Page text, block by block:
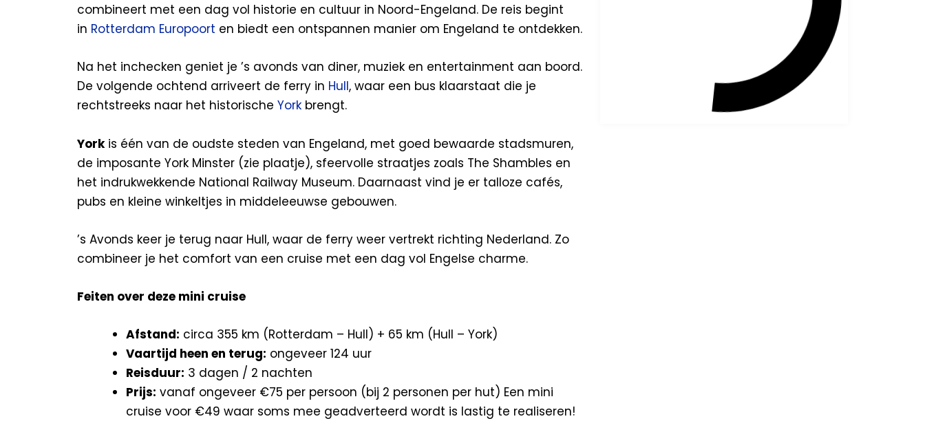
combineert met een dag vol historie en cultuur in Noord-Engeland. De reis begint
in Rotterdam Europoort en biedt een ontspannen manier om Engeland te ontdekken.
Na het inchecken geniet je ’s avonds van diner, muziek en entertainment aan boord.
De volgende ochtend arriveert de ferry in Hull, waar een bus klaarstaat die je
rechtstreeks naar het historische York brengt.
Yorkis één van de oudste steden van Engeland, met goed bewaarde stadsmuren,
de imposante York Minster (zie plaatje), sfeervolle straatjes zoals The Shambles en
het indrukwekkende National Railway Museum. Daarnaast vind je er talloze cafés,
pubs en kleine winkeltjes in middeleeuwse gebouwen.
’s Avonds keer je terug naar Hull, waar de ferry weer vertrekt richting Nederland. Zo
combineer je het comfort van een cruise met een dag vol Engelse charme.
Feiten over deze mini cruise
Afstand: circa 355 km (Rotterdam – Hull) + 65 km (Hull – York)
Vaartijd heen en terug: ongeveer 124 uur
Reisduur: 3 dagen / 2 nachten
Prijs: vanaf ongeveer €75 per persoon (bij 2 personen per hut) Een mini
cruise voor €49 waar soms mee geadverteerd wordt is lastig te realiseren!